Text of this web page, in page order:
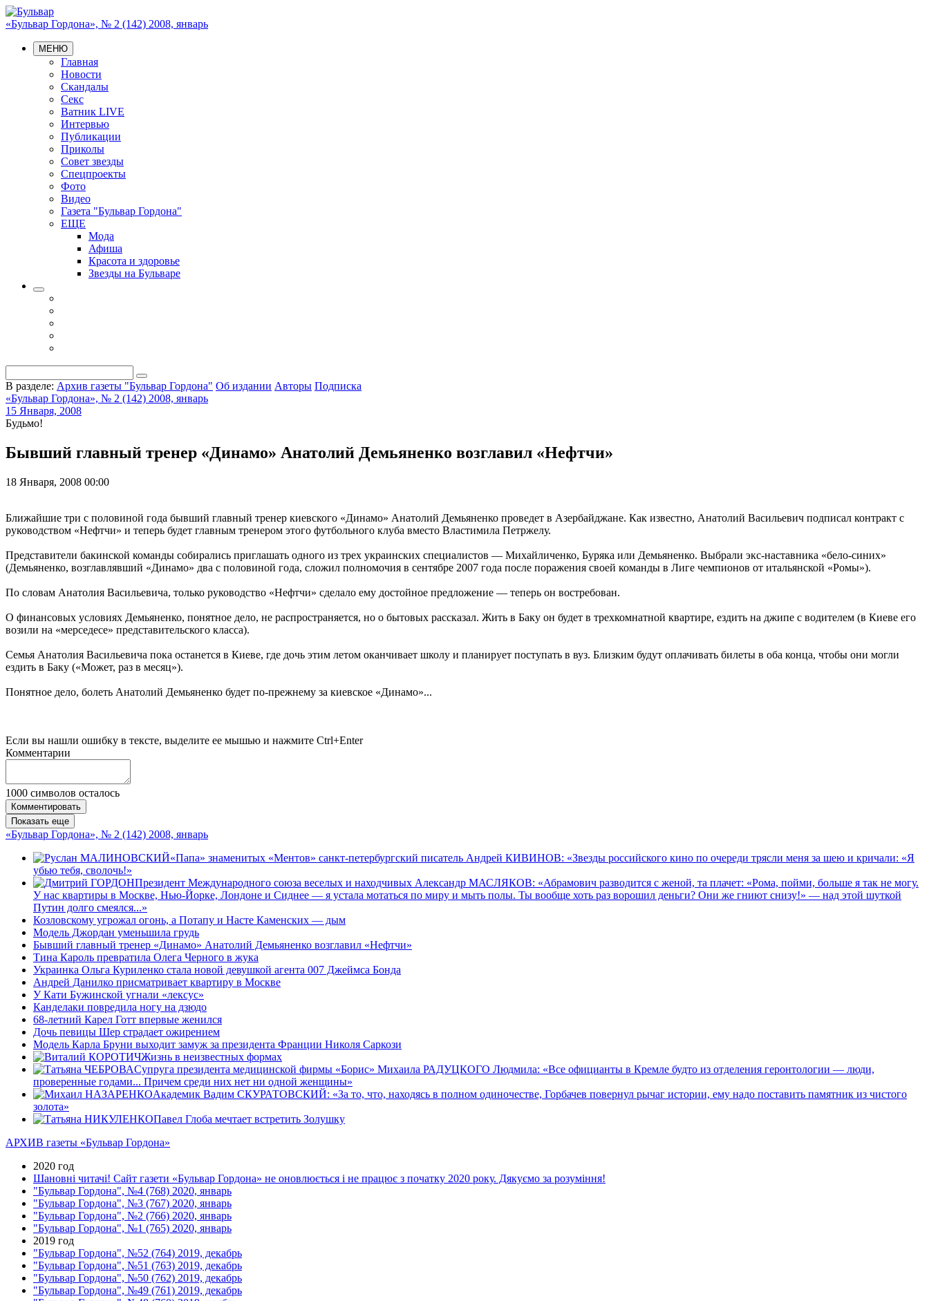
«Бульвар Гордона», № 2 (142) 2008, январь
МЕНЮ
Главная
Новости
Скандалы
Секс
Ватник LIVE
Интервью
Публикации
Приколы
Совет звезды
Спецпроекты
Фото
Видео
Газета "Бульвар Гордона"
ЕЩЕ
Мода
Афиша
Красота и здоровье
Звезды на Бульваре
В разделе: Архив газеты "Бульвар Гордона" Об издании Авторы Подписка
«Бульвар Гордона», № 2 (142) 2008, январь
15 Января, 2008
Будьмо!
Бывший главный тренер «Динамо» Анатолий Демьяненко возглавил «Нефтчи»
18 Января, 2008 00:00
Ближайшие три с половиной года бывший главный тренер киевского «Динамо» Анатолий Демьяненко проведет в Азербайджане. Как известно, Анатолий Васильевич подписал контракт с
руководством «Нефтчи» и теперь будет главным тренером этого футбольного клуба вместо Властимила Петржелу.
Представители бакинской команды собирались приглашать одного из трех украинских специалистов — Михайличенко, Буряка или Демьяненко. Выбрали экс-наставника «бело-синих»
(Демьяненко, возглавлявший «Динамо» два с половиной года, сложил полномочия в сентябре 2007 года после поражения своей команды в Лиге чемпионов от итальянской «Ромы»).
По словам Анатолия Васильевича, только руководство «Нефтчи» сделало ему достойное предложение — теперь он востребован.
О финансовых условиях Демьяненко, понятное дело, не распространяется, но о бытовых рассказал. Жить в Баку он будет в трехкомнатной квартире, ездить на джипе с водителем (в Киеве его
возили на «мерседесе» представительского класса).
Семья Анатолия Васильевича пока останется в Киеве, где дочь этим летом оканчивает школу и планирует поступать в вуз. Близким будут оплачивать билеты в оба конца, чтобы они могли
ездить в Баку («Может, раз в месяц»).
Понятное дело, болеть Анатолий Демьяненко будет по-прежнему за киевское «Динамо»...
Если вы нашли ошибку в тексте, выделите ее мышью и нажмите Ctrl+Enter
Комментарии
1000 символов осталось
Комментировать
Показать еще
«Бульвар Гордона», № 2 (142) 2008, январь
«Папа» знаменитых «Ментов» санкт-петербургский писатель Андрей КИВИНОВ: «Звезды российского кино по очереди трясли меня за шею и кричали: «Я
убью тебя, сволочь!»
Президент Международного союза веселых и находчивых Александр МАСЛЯКОВ: «Абрамович разводится с женой, та плачет: «Рома, пойми, больше я так не могу.
У нас квартиры в Москве, Нью-Йорке, Лондоне и Сиднее — я устала мотаться по миру и мыть полы. Ты вообще хоть раз ворошил деньги? Они же гниют снизу!» — над этой шуткой
Путин долго смеялся...»
Козловскому угрожал огонь, а Потапу и Насте Каменских — дым
Модель Джордан уменьшила грудь
Бывший главный тренер «Динамо» Анатолий Демьяненко возглавил «Нефтчи»
Тина Кароль превратила Олега Черного в жука
Украинка Ольга Куриленко стала новой девушкой агента 007 Джеймса Бонда
Андрей Данилко присматривает квартиру в Москве
У Кати Бужинской угнали «лексус»
Канделаки повредила ногу на дзюдо
68-летний Карел Готт впервые женился
Дочь певицы Шер страдает ожирением
Модель Карла Бруни выходит замуж за президента Франции Николя Саркози
Жизнь в неизвестных формах
Супруга президента медицинской фирмы «Борис» Михаила РАДУЦКОГО Людмила: «Все официанты в Кремле будто из отделения геронтологии — люди,
проверенные годами... Причем среди них нет ни одной женщины»
Академик Вадим СКУРАТОВСКИЙ: «За то, что, находясь в полном одиночестве, Горбачев повернул рычаг истории, ему надо поставить памятник из чистого
золота»
Павел Глоба мечтает встретить Золушку
АРХИВ газеты «Бульвар Гордона»
2020 год
Шановні читачі! Сайт газети «Бульвар Гордона» не оновлюється і не працює з початку 2020 року. Дякуємо за розуміння!
"Бульвар Гордона", №4 (768) 2020, январь
"Бульвар Гордона", №3 (767) 2020, январь
"Бульвар Гордона", №2 (766) 2020, январь
"Бульвар Гордона", №1 (765) 2020, январь
2019 год
"Бульвар Гордона", №52 (764) 2019, декабрь
"Бульвар Гордона", №51 (763) 2019, декабрь
"Бульвар Гордона", №50 (762) 2019, декабрь
"Бульвар Гордона", №49 (761) 2019, декабрь